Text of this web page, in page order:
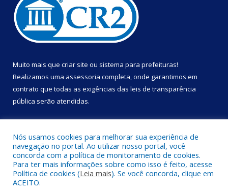
Muito mais que criar site ou sistema para prefeituras!
Realizamos uma assessoria completa, onde garantimos em
contrato que todas as exigências das leis de transparência
pública serão atendidas.
Todos os direitos reservados a Prefeitura Municipal de Portel.
Nós usamos cookies para melhorar sua experiência de
navegação no portal. Ao utilizar nosso portal, você
concorda com a política de monitoramento de cookies.
Para ter mais informações sobre como isso é feito, acesse
Política de cookies (Leia mais). Se você concorda, clique em
ACEITO.